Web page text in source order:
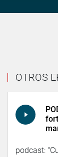
OTROS
podcast: